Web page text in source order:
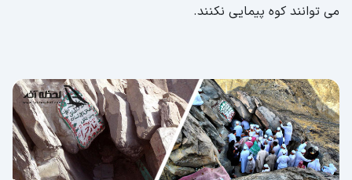
می توانند کوه پیمایی نکنند.